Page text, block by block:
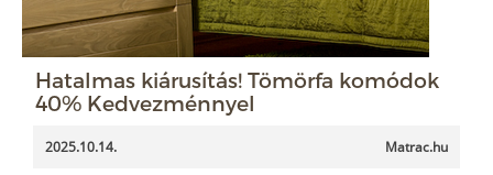
Hatalmas kiárusítás! Tömörfa komódok
40% Kedvezménnyel
2025.10.14. Matrac.hu